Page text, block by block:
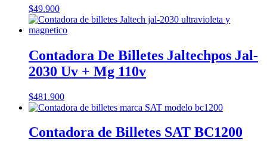
$49.900
Contadora De Billetes Jaltechpos Jal-
2030 Uv + Mg 110v
$481.900
Contadora de Billetes SAT BC1200